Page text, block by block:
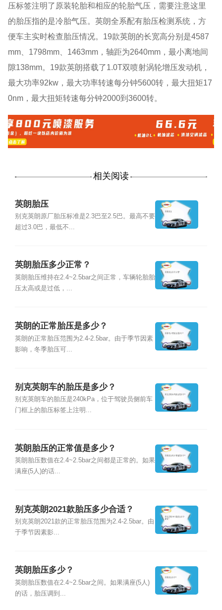
压标签注明了原装轮胎和相应的轮胎气压，需要注意这里
的胎压指的是冷胎气压。英朗全系配有胎压检测系统，方
便车主实时检查胎压情况。19款英朗的长宽高分别是4587
mm、1798mm、1463mm，轴距为2640mm，最小离地间
隙138mm。19款英朗搭载了1.0T双喷射涡轮增压发动机，
最大功率92kw，最大功率转速每分钟5600转，最大扭矩17
0nm，最大扭矩转速每分钟2000到3600转。
相关阅读
英朗胎压
别克英朗原厂胎压标准是2.3巴至2.5巴。最高不要
超过3.0巴，最低不...
英朗胎压多少正常？
英朗胎压维持在2.4~2.5bar之间正常，车辆轮胎胎
压太高或是过低，...
英朗的正常胎压是多少？
英朗的正常胎压范围为2.4-2.5bar。由于季节因素
影响，冬季胎压可...
别克英朗车的胎压是多少？
别克英朗车的胎压是240kPa，位于驾驶员侧前车
门框上的胎压标签上注明...
英朗胎压的正常值是多少？
英朗胎压数值在2.4~2.5bar之间都是正常的。如果
满座(5人)的话...
别克英朗2021款胎压多少合适？
别克英朗2021款的正常胎压范围为2.4-2.5bar。由
于季节因素影...
英朗胎压多少？
英朗胎压数值在2.4~2.5bar之间。如果满座(5人)
的话，胎压调到...